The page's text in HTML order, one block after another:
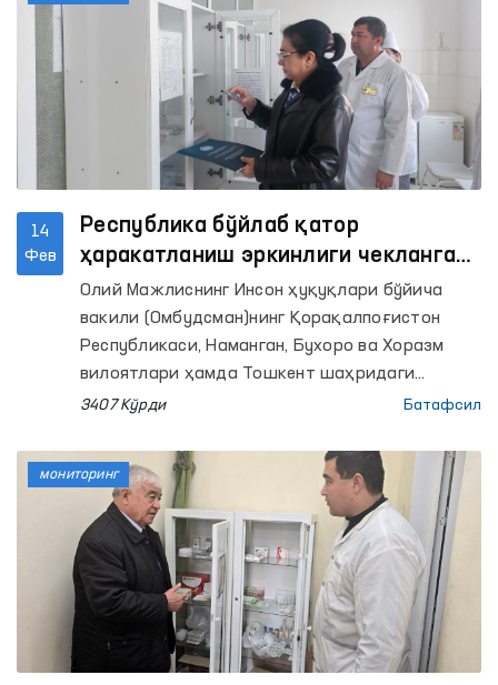
14
Фев
Республика бўйлаб қатор
ҳаракатланиш эркинлиги чекланган
ёпиқ муассасаларга мониторинг
ташрифлари амалга оширилди
Олий Мажлиснинг Инсон ҳуқуқлари бўйича
вакили (Омбудсман)нинг Қорақалпоғистон
Республикаси, Наманган, Бухоро ва Хоразм
вилоятлари ҳамда Тошкент шаҳридаги
минтақавий вакиллари бир қатор ёпиқ
амалга оширишди.
3407 Кўрди Батафсил
мониторинг